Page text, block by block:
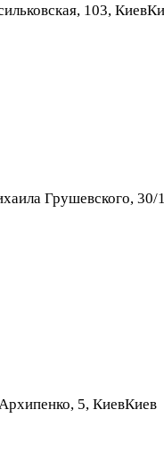
103, Киев
Грушевского, 30/
5, КиевКиев